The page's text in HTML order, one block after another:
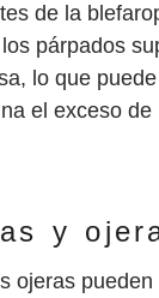
de la
párpados
lo que
el exceso
y
ojeras